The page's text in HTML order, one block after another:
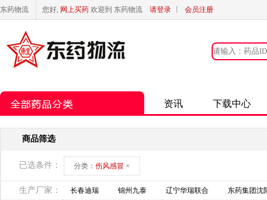
东药物流 您好, 网上买药 欢迎到 东药物流 请登录 会员注册
资讯 下载中心
商品筛选
已选条件： 分类： 伤风感冒 ×
生产厂家： 长春迪瑞 锦州九泰 辽宁华瑞联合 东药集团沈